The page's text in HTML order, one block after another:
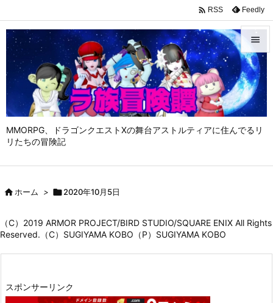
MMORPG、ドラゴンクエストⅩの舞台アストルティアに住んでるリ
リたちの冒険記


メニュ

サイド

 RSS Feedly
ホーム > 2020年10月5日
（C）2019 ARMOR PROJECT/BIRD STUDIO/SQUARE ENIX All Rights
Reserved.（C）SUGIYAMA KOBO（P）SUGIYAMA KOBO
スポンサーリンク